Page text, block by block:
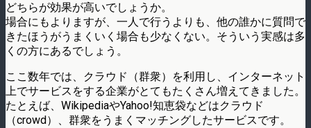
どちらが効果が高いでしょうか。
場合にもよりますが、一人で行うよりも、他の誰かに質問で
きたほうがうまくいく場合も少なくない。そういう実感は多
くの方にあるでしょう。
ここ数年では、クラウド（群衆）を利用し、インターネット
上でサービスをする企業がとてもたくさん増えてきました。
たとえば、WikipediaやYahoo!知恵袋などはクラウド
（crowd）、群衆をうまくマッチングしたサービスです。